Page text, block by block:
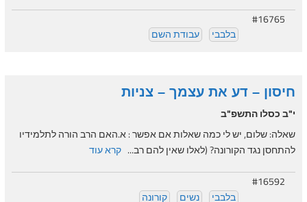
#16765
בלבבי
עבודת השם
חיסון – דע את עצמך – צניות
י"ב כסלו התשפ"ב
שאלה: שלום, יש לי כמה שאלות אם אפשר : א.האם הרב הורה לתלמידיו
להתחסן נגד הקורונה? (לאלו שאין להם רב... קרא עוד
#16592
בלבבי
נשים קורונה